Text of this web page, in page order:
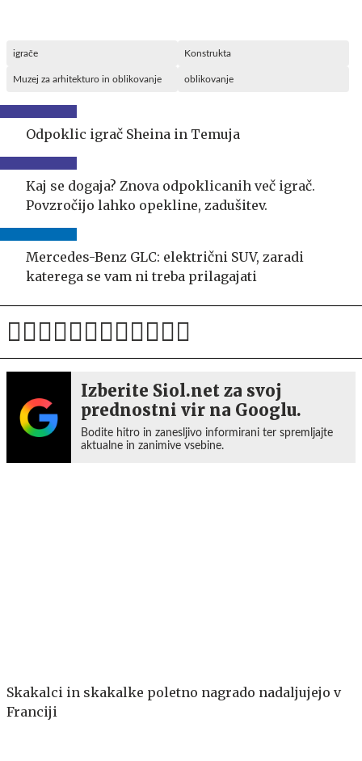
igrače Konstrukta
Muzej za arhitekturo in oblikovanje oblikovanje
Odpoklic igrač Sheina in Temuja
Kaj se dogaja? Znova odpoklicanih več igrač.
Povzročijo lahko opekline, zadušitev.
Mercedes-Benz GLC: električni SUV, zaradi
katerega se vam ni treba prilagajati
Izberite Siol.net za svoj
prednostni vir na Googlu.
Bodite hitro in zanesljivo informirani ter spremljajte
aktualne in zanimive vsebine.
Skakalci in skakalke poletno nagrado nadaljujejo v
Franciji